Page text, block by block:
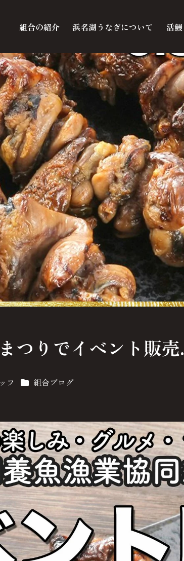
組合の紹介 浜名湖うなぎについて 活鰻
つりでイベント販売.
フ カテゴリー
組合ブログ